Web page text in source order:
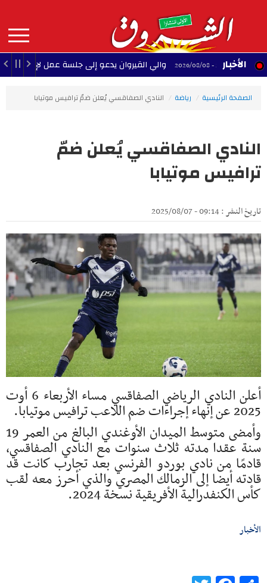
contenu
principal
MAIN
NAVIGATION الأخبار 22:35 - 2026/08/08 والي القيروان يدعو إلى جلسة عمل لإنقاذ الشبيبة
الصفحة الرئيسية رياضة النادي الصفاقسي يُعلن ضمّ ترافيس موتيابا
النادي الصفاقسي يُعلن ضمّ
ترافيس موتيابا
تاريخ النشر : 09:14 - 2025/08/07
أعلن النادي الرياضي الصفاقسي مساء الأربعاء 6 أوت
2025 عن إنهاء إجراءات ضم اللاعب ترافيس موتيابا.
وأمضى متوسط الميدان الأوغندي البالغ من العمر 19
سنة عقدا مدته ثلاث سنوات مع النادي الصفاقسي،
قادمًا من نادي بوردو الفرنسي بعد تجارب كانت قد
قادته أيضا إلى الزمالك المصري والذي أحرز معه لقب
كأس الكنفدرالية الأفريقية نسخة 2024.
الأخبار